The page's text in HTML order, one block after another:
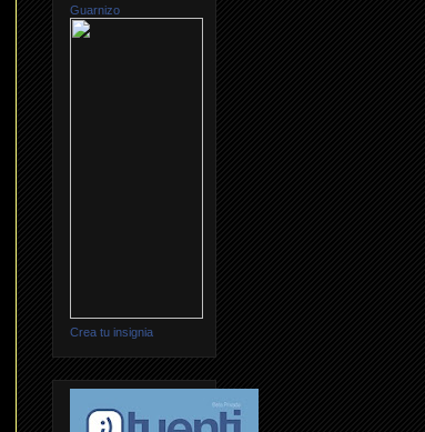
Guarnizo
Crea tu insignia